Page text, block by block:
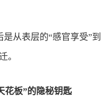
是从表层的“感官享受”到
。
花板”的隐秘钥匙